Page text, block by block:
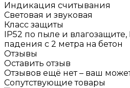
Индикация считывания
Световая и звуковая
Класс защиты
IP52 по пыле и
падения с 2 метра на бетон
Отзывы
Оставить отзыв
Отзывов ещё нет – ваш
Сопутствующие товары